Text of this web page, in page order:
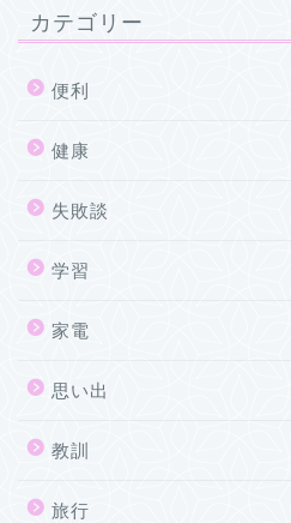
カテゴリー
便利
健康
失敗談
学習
家電
思い出
教訓
旅行